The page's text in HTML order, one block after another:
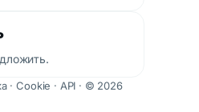
·Cookie · API · © 2026